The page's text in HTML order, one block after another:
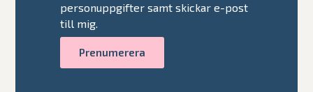
personuppgifter samt skickar e-post
till mig.